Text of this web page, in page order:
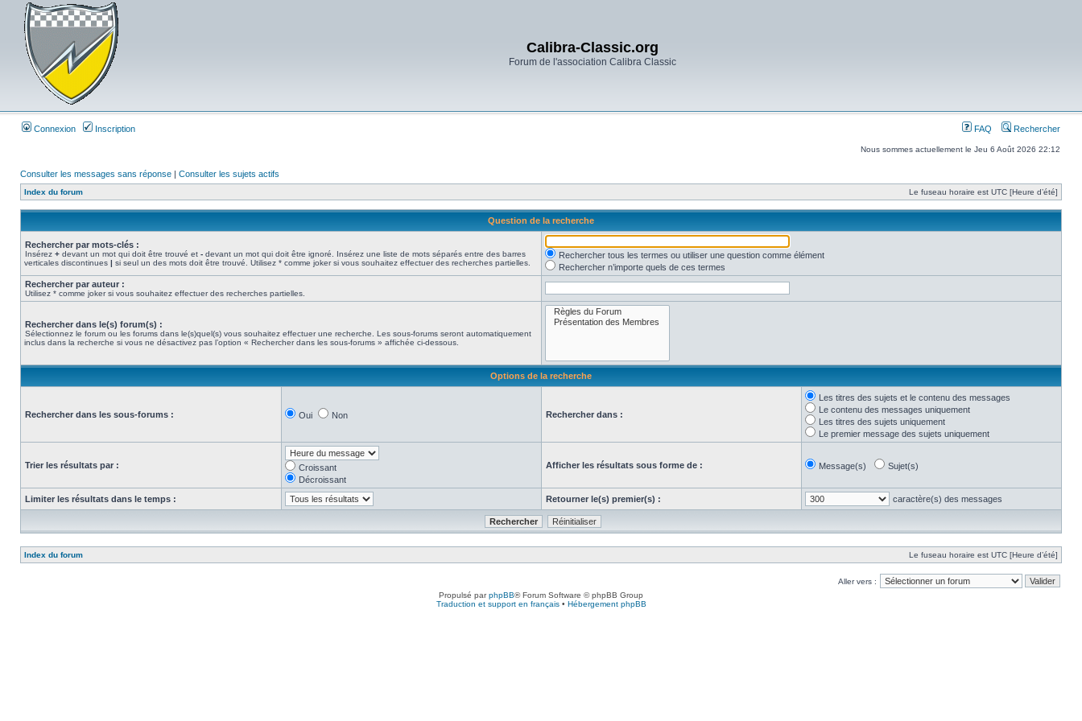
Calibra-Classic.org
Forum de l'association Calibra Classic
Connexion Inscription FAQ Rechercher
Nous sommes actuellement le Jeu 6 Août 2026 22:12
Consulter les messages sans réponse | Consulter les sujets actifs
Index du forum Le fuseau horaire est UTC [Heure d’été]
Question de la recherche
Rechercher par mots-clés :
Insérez + devant un mot qui doit être trouvé et - devant un mot qui doit être ignoré. Insérez une liste de mots séparés entre des barres
verticales discontinues | si seul un des mots doit être trouvé. Utilisez * comme joker si vous souhaitez effectuer des recherches partielles.
Rechercher tous les termes ou utiliser une question comme élément
Rechercher n’importe quels de ces termes
Rechercher par auteur :
Utilisez * comme joker si vous souhaitez effectuer des recherches partielles.
Rechercher dans le(s) forum(s) :
Sélectionnez le forum ou les forums dans le(s)quel(s) vous souhaitez effectuer une recherche. Les sous-forums seront automatiquement
inclus dans la recherche si vous ne désactivez pas l’option « Rechercher dans les sous-forums » affichée ci-dessous.
Options de la recherche
Rechercher dans les sous-forums : Oui Non Rechercher dans :
Les titres des sujets et le contenu des messages
Le contenu des messages uniquement
Les titres des sujets uniquement
Le premier message des sujets uniquement
Trier les résultats par :
Croissant
Décroissant
Afficher les résultats sous forme de : Message(s) Sujet(s)
Limiter les résultats dans le temps : Retourner le(s) premier(s) : caractère(s) des messages
Index du forum Le fuseau horaire est UTC [Heure d’été]
Aller vers :
Propulsé parphpBB® Forum Software © phpBB Group
Traduction et support en français• Hébergement phpBB